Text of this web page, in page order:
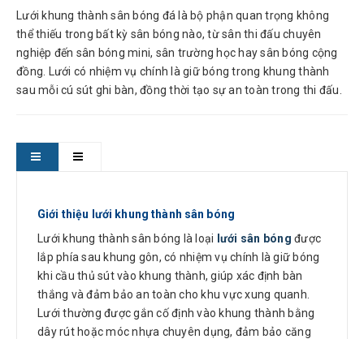
Lưới khung thành sân bóng đá là bộ phận quan trọng không
thể thiếu trong bất kỳ sân bóng nào, từ sân thi đấu chuyên
nghiệp đến sân bóng mini, sân trường học hay sân bóng cộng
đồng. Lưới có nhiệm vụ chính là giữ bóng trong khung thành
sau mỗi cú sút ghi bàn, đồng thời tạo sự an toàn trong thi đấu.
Giới thiệu lưới khung thành sân bóng
Lưới khung thành sân bóng là loại lưới sân bóng được
lắp phía sau khung gôn, có nhiệm vụ chính là giữ bóng
khi cầu thủ sút vào khung thành, giúp xác định bàn
thắng và đảm bảo an toàn cho khu vực xung quanh.
Lưới thường được gắn cố định vào khung thành bằng
dây rút hoặc móc nhựa chuyên dụng, đảm bảo căng